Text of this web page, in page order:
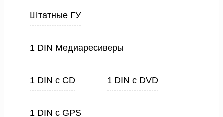
Штатные ГУ
1 DIN Медиаресиверы
1 DIN с CD 1 DIN с DVD
1 DIN с GPS